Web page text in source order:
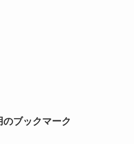
のブックマーク